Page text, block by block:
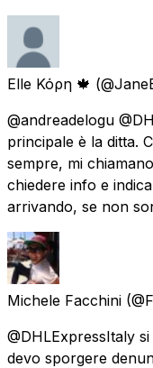
Elle Κόρη 🍁
@andreadelogu
principale è la ditta.
sempre, mi
chiedere info e
arrivando, se non
Michele Facchini
@DHLExpressItaly
devo sporgere